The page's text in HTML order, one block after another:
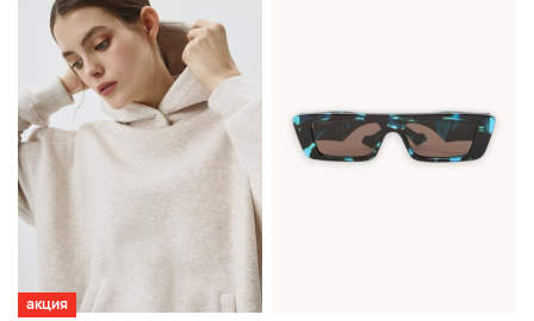
акция